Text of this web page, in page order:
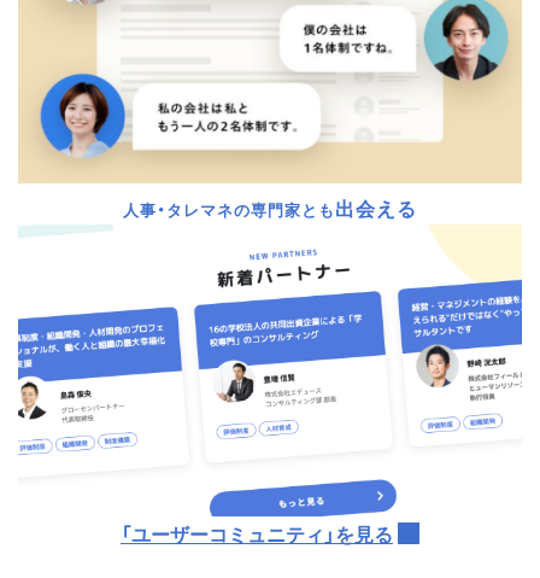
人事・タレマネの専門家とも出会える
「ユーザーコミュニティ」を見る